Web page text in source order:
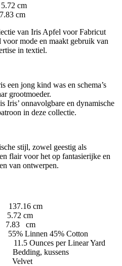
cm
cm
van Iris Apfel voor Fabricut
mode en maakt gebruik van
in textiel.
een jong kind was en schema’s
grootmoeder.
Iris’ onnavolgbare en dynamische
in deze collectie.
stijl, zowel geestig als
flair voor het op fantasierijke en
van ontwerpen.
cm
5.72 cm
7.83 cm
45% Cotton
per Linear Yard
kussens